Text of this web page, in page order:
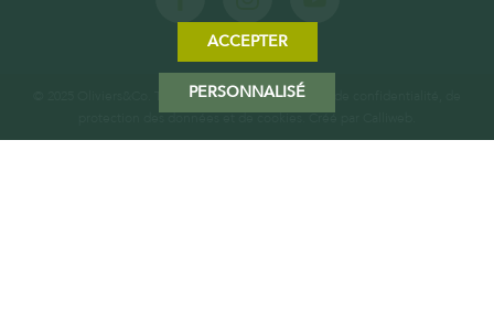
© 2025 Oliviers&Co. Tous droits réservés.Politique de confidentialité, de
protection des données et de cookies. Créé par
ACCEPTER
PERSONNALISÉ